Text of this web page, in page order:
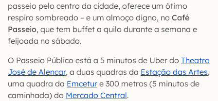
passeio pelo centro da cidade, oferece um ótimo
respiro sombreado – e um almoço digno, no Café
Passeio, que tem buffet a quilo durante a semana e
feijoada no sábado.
O Passeio Público está a 5 minutos de Uber do Theatro
José de Alencar, a duas quadras da Estação das Artes,
uma quadra da Emcetur e 300 metros (5 minutos de
caminhada) do Mercado Central.